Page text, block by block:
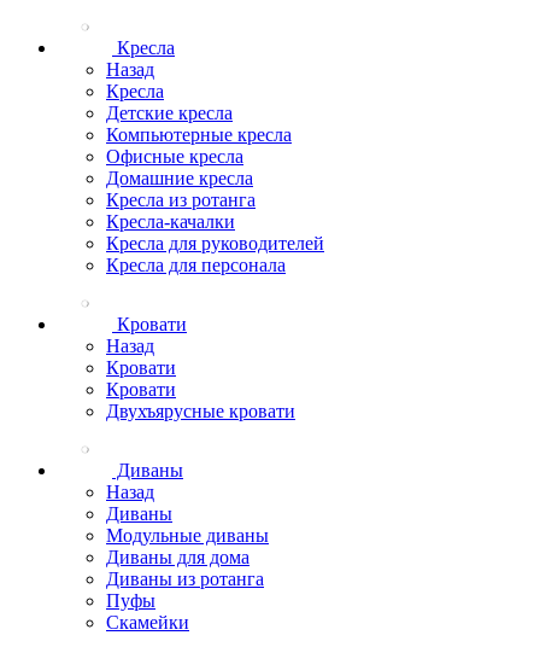
Кресла
Назад
Кресла
Детские кресла
Компьютерные кресла
Офисные кресла
Домашние кресла
Кресла из ротанга
Кресла-качалки
Кресла для руководителей
Кресла для персонала
Кровати
Назад
Кровати
Кровати
Двухъярусные кровати
Диваны
Назад
Диваны
Модульные диваны
Диваны для дома
Диваны из ротанга
Пуфы
Скамейки